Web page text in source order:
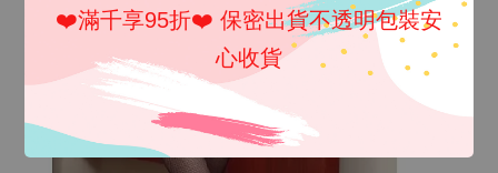
❤️滿千享95折❤️ 保密出貨不透明包裝安
心收貨